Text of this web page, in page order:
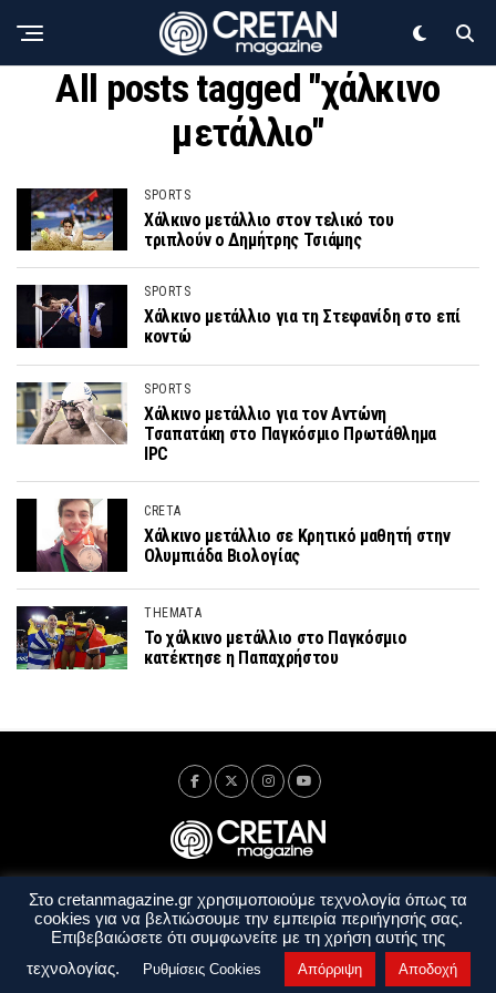
All posts tagged "χάλκινο
μετάλλιο"
SPORTS
Χάλκινο μετάλλιο στον τελικό του
τριπλούν ο Δημήτρης Τσιάμης
SPORTS
Χάλκινο μετάλλιο για τη Στεφανίδη στο επί
κοντώ
SPORTS
Χάλκινο μετάλλιο για τον Αντώνη
Τσαπατάκη στο Παγκόσμιο Πρωτάθλημα
IPC
CRETA
Χάλκινο μετάλλιο σε Κρητικό μαθητή στην
Ολυμπιάδα Βιολογίας
THEMATA
Το χάλκινο μετάλλιο στο Παγκόσμιο
κατέκτησε η Παπαχρήστου
Ταυτότητα Πολιτική Απορρήτου
Όροι Χρήσης
Όροι και Προϋποθέσεις
Στο cretanmagazine.gr χρησιμοποιούμε τεχνολογία όπως τα
cookies για να βελτιώσουμε την εμπειρία περιήγησής σας.
Επιβεβαιώσετε ότι συμφωνείτε με τη χρήση αυτής της
τεχνολογίας.
Ρυθμίσεις Cookies Απόρριψη Αποδοχή